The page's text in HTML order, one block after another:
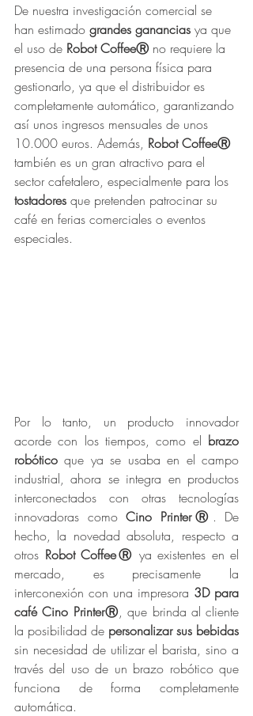
De nuestra investigación comercial se
han estimado grandes ganancias ya que
el uso de Robot CoffeeⓇ no requiere la
presencia de una persona física para
gestionarlo, ya que el distribuidor es
completamente automático, garantizando
así unos ingresos mensuales de unos
10.000 euros. Además, Robot CoffeeⓇ
también es un gran atractivo para el
sector cafetalero, especialmente para los
tostadores que pretenden patrocinar su
café en ferias comerciales o eventos
especiales.
Por lo tanto, un producto innovador
acorde con los tiempos, como el brazo
robótico que ya se usaba en el campo
industrial, ahora se integra en productos
interconectados con otras tecnologías
innovadoras como Cino PrinterⓇ . De
hecho, la novedad absoluta, respecto a
otros Robot CoffeeⓇ ya existentes en el
mercado, es precisamente la
interconexión con una impresora 3D para
café Cino PrinterⓇ, que brinda al cliente
la posibilidad de personalizar sus bebidas
sin necesidad de utilizar el barista, sino a
través del uso de un brazo robótico que
funciona de forma completamente
automática.